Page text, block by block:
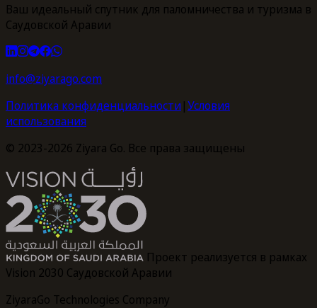
Ваш идеальный спутник для паломничества и туризма в
Саудовской Аравии
info@ziyarago.com
Политика конфиденциальности|Условия
использования
© 2023-2026 Ziyara Go. Все права защищены
Проект реализуется в рамках
Vision 2030 Саудовской Аравии
ZiyaraGo Technologies Company